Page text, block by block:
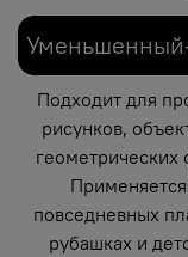
Подходит для
рисунков,
геометрических
повседневных
рубашках и